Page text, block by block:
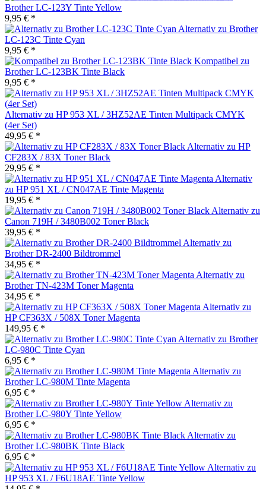
Brother LC-123Y Tinte Yellow
9,95 € *
Alternativ zu Brother
LC-123C Tinte Cyan
9,95 € *
Kompatibel zu
Brother LC-123BK Tinte Black
9,95 € *
Alternativ zu HP 953 XL / 3HZ52AE Tinten Multipack CMYK
(4er Set)
49,95 € *
Alternativ zu HP
CF283X / 83X Toner Black
29,95 € *
Alternativ
zu HP 951 XL / CN047AE Tinte Magenta
19,95 € *
Alternativ zu
Canon 719H / 3480B002 Toner Black
39,95 € *
Alternativ zu
Brother DR-2400 Bildtrommel
34,95 € *
Alternativ zu
Brother TN-423M Toner Magenta
34,95 € *
Alternativ zu
HP CF363X / 508X Toner Magenta
149,95 € *
Alternativ zu Brother
LC-980C Tinte Cyan
6,95 € *
Alternativ zu
Brother LC-980M Tinte Magenta
6,95 € *
Alternativ zu
Brother LC-980Y Tinte Yellow
6,95 € *
Alternativ zu
Brother LC-980BK Tinte Black
6,95 € *
Alternativ zu
HP 953 XL / F6U18AE Tinte Yellow